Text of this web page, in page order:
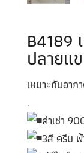
B4189
ปลายแ
เหมาะกับอา
.
ค่าเช่า
3สี ครีม